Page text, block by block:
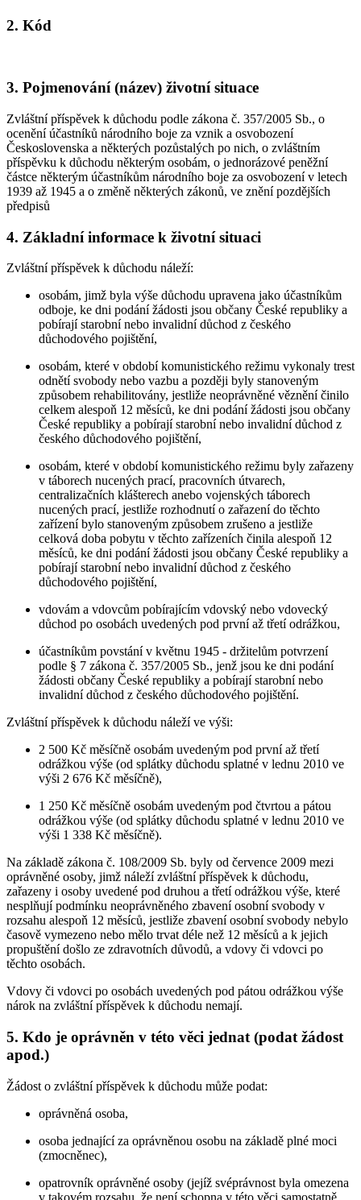
2. Kód
3. Pojmenování (název) životní situace
Zvláštní příspěvek k důchodu podle zákona č. 357/2005 Sb., o
ocenění účastníků národního boje za vznik a osvobození
Československa a některých pozůstalých po nich, o zvláštním
příspěvku k důchodu některým osobám, o jednorázové peněžní
částce některým účastníkům národního boje za osvobození v letech
1939 až 1945 a o změně některých zákonů, ve znění pozdějších
předpisů
4. Základní informace k životní situaci
Zvláštní příspěvek k důchodu náleží:
osobám, jimž byla výše důchodu upravena jako účastníkům
odboje, ke dni podání žádosti jsou občany České republiky a
pobírají starobní nebo invalidní důchod z českého
důchodového pojištění,
osobám, které v období komunistického režimu vykonaly trest
odnětí svobody nebo vazbu a později byly stanoveným
způsobem rehabilitovány, jestliže neoprávněné věznění činilo
celkem alespoň 12 měsíců, ke dni podání žádosti jsou občany
České republiky a pobírají starobní nebo invalidní důchod z
českého důchodového pojištění,
osobám, které v období komunistického režimu byly zařazeny
v táborech nucených prací, pracovních útvarech,
centralizačních klášterech anebo vojenských táborech
nucených prací, jestliže rozhodnutí o zařazení do těchto
zařízení bylo stanoveným způsobem zrušeno a jestliže
celková doba pobytu v těchto zařízeních činila alespoň 12
měsíců, ke dni podání žádosti jsou občany České republiky a
pobírají starobní nebo invalidní důchod z českého
důchodového pojištění,
vdovám a vdovcům pobírajícím vdovský nebo vdovecký
důchod po osobách uvedených pod první až třetí odrážkou,
účastníkům povstání v květnu 1945 - držitelům potvrzení
podle § 7 zákona č. 357/2005 Sb., jenž jsou ke dni podání
žádosti občany České republiky a pobírají starobní nebo
invalidní důchod z českého důchodového pojištění.
Zvláštní příspěvek k důchodu náleží ve výši:
2 500 Kč měsíčně osobám uvedeným pod první až třetí
odrážkou výše (od splátky důchodu splatné v lednu 2010 ve
výši 2 676 Kč měsíčně),
1 250 Kč měsíčně osobám uvedeným pod čtvrtou a pátou
odrážkou výše (od splátky důchodu splatné v lednu 2010 ve
výši 1 338 Kč měsíčně).
Na základě zákona č. 108/2009 Sb. byly od července 2009 mezi
oprávněné osoby, jimž náleží zvláštní příspěvek k důchodu,
zařazeny i osoby uvedené pod druhou a třetí odrážkou výše, které
nesplňují podmínku neoprávněného zbavení osobní svobody v
rozsahu alespoň 12 měsíců, jestliže zbavení osobní svobody nebylo
časově vymezeno nebo mělo trvat déle než 12 měsíců a k jejich
propuštění došlo ze zdravotních důvodů, a vdovy či vdovci po
těchto osobách.
Vdovy či vdovci po osobách uvedených pod pátou odrážkou výše
nárok na zvláštní příspěvek k důchodu nemají.
5. Kdo je oprávněn v této věci jednat (podat žádost
apod.)
Žádost o zvláštní příspěvek k důchodu může podat:
oprávněná osoba,
osoba jednající za oprávněnou osobu na základě plné moci
(zmocněnec),
opatrovník oprávněné osoby (jejíž svéprávnost byla omezena
v takovém rozsahu, že není schopna v této věci samostatně